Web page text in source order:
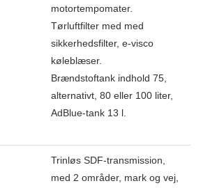
motortempomater.
Tørluftfilter med med
sikkerhedsfilter, e-visco
køleblæser.
Brændstoftank indhold 75,
alternativt, 80 eller 100 liter,
AdBlue-tank 13 l.
Trinløs SDF-transmission,
med 2 områder, mark og vej,